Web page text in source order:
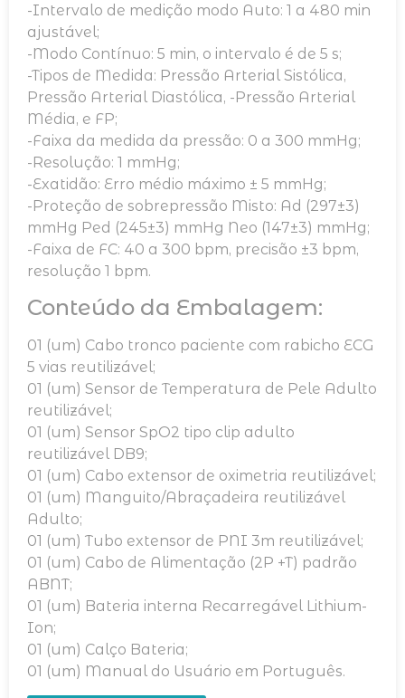
-Intervalo de medição modo Auto: 1 a 480 min
ajustável;
-Modo Contínuo: 5 min, o intervalo é de 5 s;
-Tipos de Medida: Pressão Arterial Sistólica,
Pressão Arterial Diastólica, -Pressão Arterial
Média, e FP;
-Faixa da medida da pressão: 0 a 300 mmHg;
-Resolução: 1 mmHg;
-Exatidão: Erro médio máximo ± 5 mmHg;
-Proteção de sobrepressão Misto: Ad (297±3)
mmHg Ped (245±3) mmHg Neo (147±3) mmHg;
-Faixa de FC: 40 a 300 bpm, precisão ±3 bpm,
resolução 1 bpm.
Conteúdo da Embalagem:
01 (um) Cabo tronco paciente com rabicho ECG
5 vias reutilizável;
01 (um) Sensor de Temperatura de Pele Adulto
reutilizável;
01 (um) Sensor SpO2 tipo clip adulto
reutilizável DB9;
01 (um) Cabo extensor de oximetria reutilizável;
01 (um) Manguito/Abraçadeira reutilizável
Adulto;
01 (um) Tubo extensor de PNI 3m reutilizável;
01 (um) Cabo de Alimentação (2P +T) padrão
ABNT;
01 (um) Bateria interna Recarregável Lithium-
Ion;
01 (um) Calço Bateria;
01 (um) Manual do Usuário em Português.